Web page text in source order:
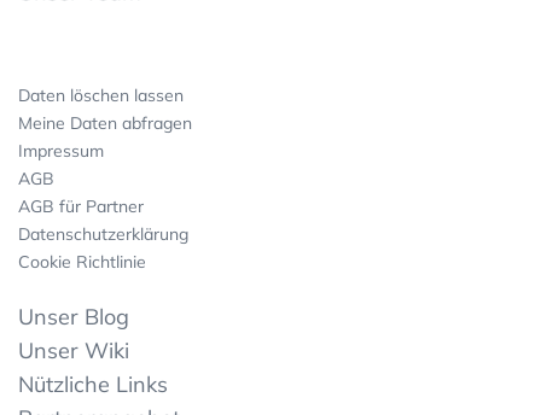
Daten löschen lassen
Meine Daten abfragen
Impressum
AGB
AGB für Partner
Datenschutzerklärung
Cookie Richtlinie
Unser Blog
Unser Wiki
Nützliche Links